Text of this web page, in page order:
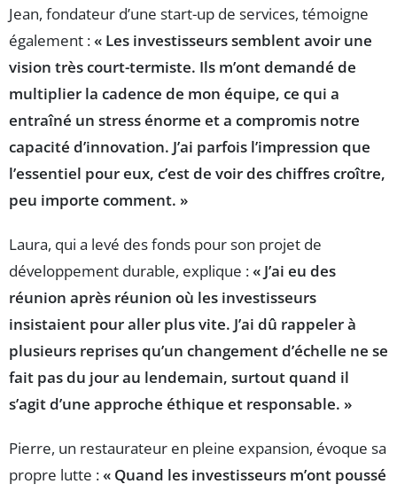
Jean, fondateur d’une start-up de services, témoigne
également :« Les investisseurs semblent avoir une
vision très court-termiste. Ils m’ont demandé de
multiplier la cadence de mon équipe, ce qui a
entraîné un stress énorme et a compromis notre
capacité d’innovation. J’ai parfois l’impression que
l’essentiel pour eux, c’est de voir des chiffres croître,
peu importe comment. »
Laura, qui a levé des fonds pour son projet de
développement durable, explique :« J’ai eu des
réunion après réunion où les investisseurs
insistaient pour aller plus vite. J’ai dû rappeler à
plusieurs reprises qu’un changement d’échelle ne se
fait pas du jour au lendemain, surtout quand il
s’agit d’une approche éthique et responsable. »
Pierre, un restaurateur en pleine expansion, évoque sa
propre lutte :« Quand les investisseurs m’ont poussé